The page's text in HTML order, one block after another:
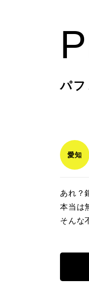
パフ
愛知
あれ？
本当は
そんな